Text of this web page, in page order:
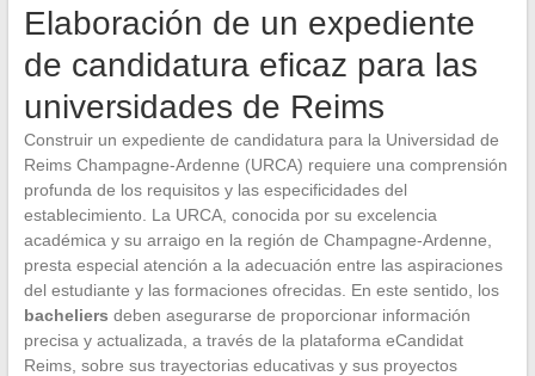
Elaboración de un expediente
de candidatura eficaz para las
universidades de Reims
Construir un expediente de candidatura para la Universidad de
Reims Champagne-Ardenne (URCA) requiere una comprensión
profunda de los requisitos y las especificidades del
establecimiento. La URCA, conocida por su excelencia
académica y su arraigo en la región de Champagne-Ardenne,
presta especial atención a la adecuación entre las aspiraciones
del estudiante y las formaciones ofrecidas. En este sentido, los
bacheliers deben asegurarse de proporcionar información
precisa y actualizada, a través de la plataforma eCandidat
Reims, sobre sus trayectorias educativas y sus proyectos